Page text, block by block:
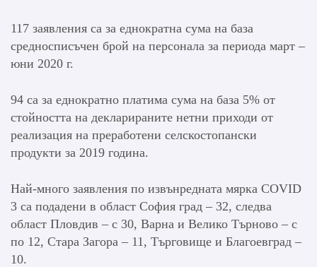
117 заявления са за еднократна сума на база
средносписъчен брой на персонала за периода март –
юни 2020 г.
94 са за еднократно платима сума на база 5% от
стойността на декларираните нетни приходи от
реализация на преработени селскостопански
продукти за 2019 година.
Най-много заявления по извънредната мярка COVID
3 са подадени в област София град – 32, следва
област Пловдив – с 30, Варна и Велико Търново – с
по 12, Стара Загора – 11, Търговище и Благоевград –
10.